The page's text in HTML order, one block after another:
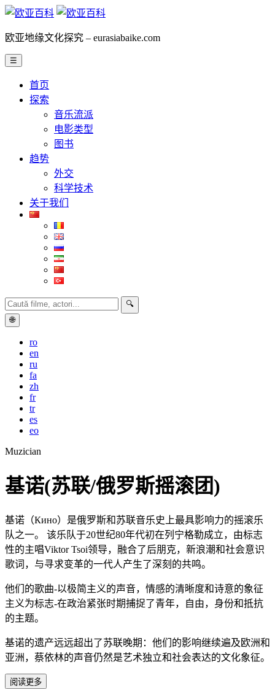
欧亚地缘文化探究 – eurasiabaike.com
☰
首页
探索
音乐流派
电影类型
图书
趋势
外交
科学技术
关于我们
🔍
🌐
ro
en
ru
fa
zh
fr
tr
es
eo
Muzician
基诺(苏联/俄罗斯摇滚团)
基诺（Кино）是俄罗斯和苏联音乐史上最具影响力的摇滚乐
队之一。 该乐队于20世纪80年代初在列宁格勒成立，由标志
性的主唱Viktor Tsoi领导，融合了后朋克，新浪潮和社会意识
歌词，与寻求变革的一代人产生了深刻的共鸣。
他们的歌曲-以极简主义的声音，情感的清晰度和诗意的象征
主义为标志-在政治紧张时期捕捉了青年，自由，身份和抵抗
的主题。
基诺的遗产远远超出了苏联晚期：他们的影响继续遍及欧洲和
亚洲，蔡依林的声音仍然是艺术独立和社会表达的文化象征。
阅读更多